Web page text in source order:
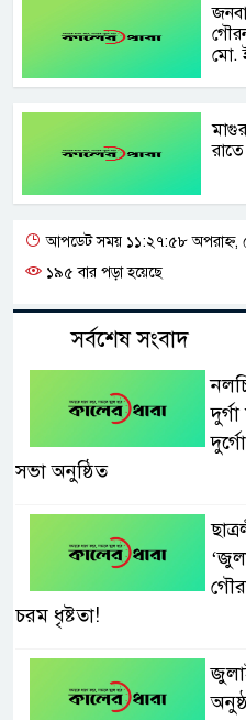
মো.
আপডেট সময় ১১:২৭:৫৮ অপরাহ্ন,
১৯৫ বার পড়া হয়েছে
সর্বশেষ সংবাদ
সভা অনুষ্ঠিত
চরম ধৃষ্টতা!